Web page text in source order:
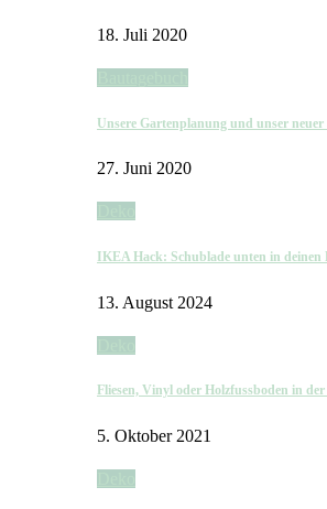
18. Juli 2020
Unsere Gartenplanung und unser
27. Juni 2020
IKEA Hack: Schublade unten in
13. August 2024
Fliesen, Vinyl oder Holzfussboden in
5. Oktober 2021